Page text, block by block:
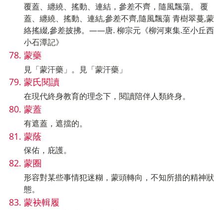
覆蓋、纏繞、搖動、連結，參差不齊，隨風飄蕩。 覆
蓋、纏繞、搖動、連結,參差不齊,隨風飄蕩 青樹翠蔓,蒙
絡搖綴,參差披拂。——唐. 柳宗元《柳河東集.至小丘西
小石潭記》
蒙藥
見「蒙汗藥」。見「蒙汗藥」
蒙氏閱讀
在現代終身教育的理念下，閱讀陪伴人類終身。
蒙蓋
有遮蓋，遮擋的。
蒙蔭
保佑，庇護。
蒙圈
形容對某些事情犯迷糊，蒙頭轉向，不知所措的精神狀
態。
蒙袂輯履